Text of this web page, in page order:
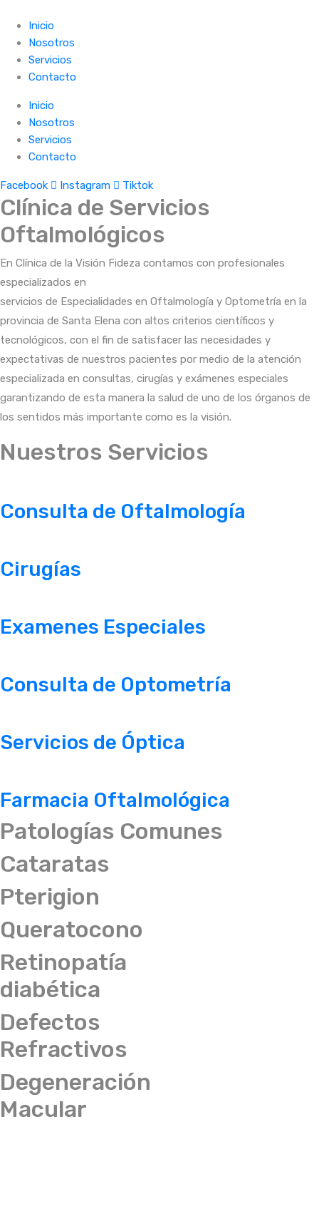
Inicio
Nosotros
Servicios
Contacto
Inicio
Nosotros
Servicios
Contacto
Facebook Instagram Tiktok
Clínica de Servicios
Oftalmológicos
En Clínica de la Visión Fideza contamos con profesionales
especializados en
servicios de Especialidades en Oftalmología y Optometría en la
provincia de Santa Elena con altos criterios científicos y
tecnológicos, con el fin de satisfacer las necesidades y
expectativas de nuestros pacientes por medio de la atención
especializada en consultas, cirugías y exámenes especiales
garantizando de esta manera la salud de uno de los órganos de
los sentidos más importante como es la visión.
Nuestros Servicios
Consulta de Oftalmología
Cirugías
Examenes Especiales
Consulta de Optometría
Servicios de Óptica
Farmacia Oftalmológica
Patologías Comunes
Cataratas
Pterigion
Queratocono
Retinopatía
diabética
Defectos
Refractivos
Degeneración
Macular